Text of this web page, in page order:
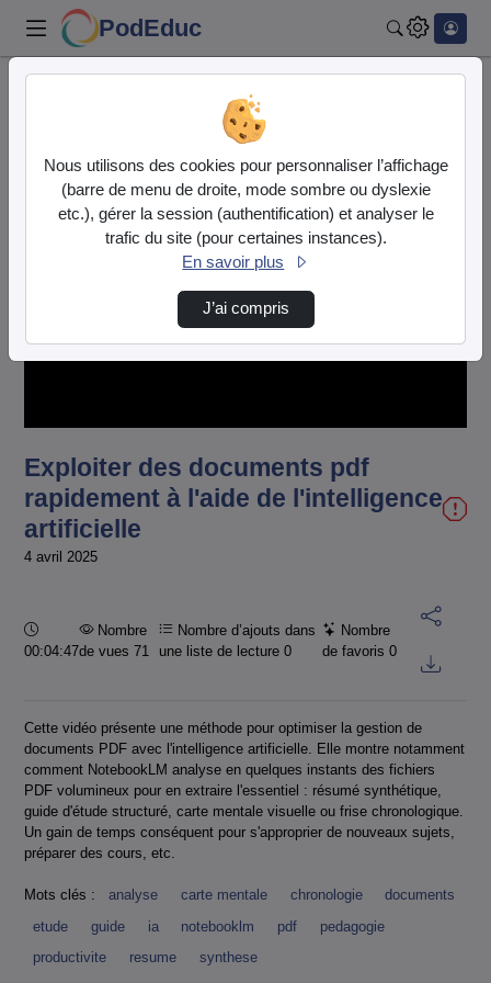
PodEduc
Exploiter des documents pdf rapidement à l'a…
Lire
vidéo
Exploiter des documents pdf
rapidement à l'aide de l'intelligence
artificielle
4 avril 2025
Durée :
00:04:47
Nombre
de vues 71
Nombre d’ajouts dans
une liste de lecture 0
Nombre
de favoris0
Cette vidéo présente une méthode pour optimiser la gestion de
documents PDF avec l'intelligence artificielle. Elle montre notamment
comment NotebookLM analyse en quelques instants des fichiers
PDF volumineux pour en extraire l'essentiel : résumé synthétique,
guide d'étude structuré, carte mentale visuelle ou frise chronologique.
Un gain de temps conséquent pour s'approprier de nouveaux sujets,
préparer des cours, etc.
Mots clés : analyse carte mentale chronologie
documents
etude
guide ia notebooklm pdf
pedagogie
productivite
resume synthese
Nous utilisons des cookies pour personnaliser l’affichage
(barre de menu de droite, mode sombre ou dyslexie
etc.), gérer la session (authentification) et analyser le
trafic du site (pour certaines instances).
En savoir plus
J’ai compris